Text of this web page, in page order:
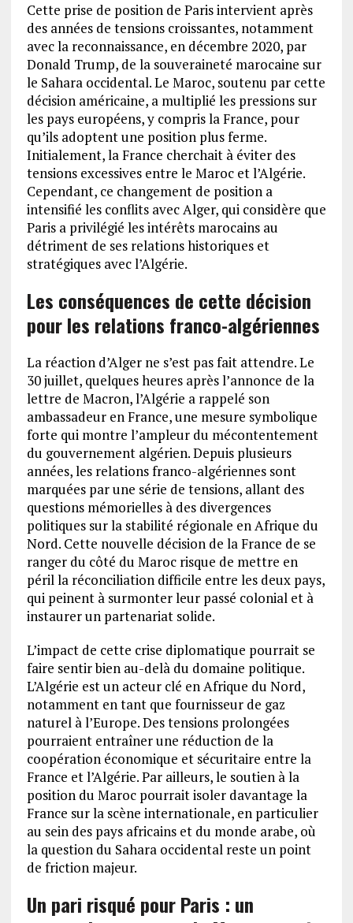
Cette prise de position de Paris intervient après
des années de tensions croissantes, notamment
avec la reconnaissance, en décembre 2020, par
Donald Trump, de la souveraineté marocaine sur
le Sahara occidental. Le Maroc, soutenu par cette
décision américaine, a multiplié les pressions sur
les pays européens, y compris la France, pour
qu’ils adoptent une position plus ferme.
Initialement, la France cherchait à éviter des
tensions excessives entre le Maroc et l’Algérie.
Cependant, ce changement de position a
intensifié les conflits avec Alger, qui considère que
Paris a privilégié les intérêts marocains au
détriment de ses relations historiques et
stratégiques avec l’Algérie.
Les conséquences de cette décision
pour les relations franco-algériennes
La réaction d’Alger ne s’est pas fait attendre. Le
30 juillet, quelques heures après l’annonce de la
lettre de Macron, l’Algérie a rappelé son
ambassadeur en France, une mesure symbolique
forte qui montre l’ampleur du mécontentement
du gouvernement algérien. Depuis plusieurs
années, les relations franco-algériennes sont
marquées par une série de tensions, allant des
questions mémorielles à des divergences
politiques sur la stabilité régionale en Afrique du
Nord. Cette nouvelle décision de la France de se
ranger du côté du Maroc risque de mettre en
péril la réconciliation difficile entre les deux pays,
qui peinent à surmonter leur passé colonial et à
instaurer un partenariat solide.
L’impact de cette crise diplomatique pourrait se
faire sentir bien au-delà du domaine politique.
L’Algérie est un acteur clé en Afrique du Nord,
notamment en tant que fournisseur de gaz
naturel à l’Europe. Des tensions prolongées
pourraient entraîner une réduction de la
coopération économique et sécuritaire entre la
France et l’Algérie. Par ailleurs, le soutien à la
position du Maroc pourrait isoler davantage la
France sur la scène internationale, en particulier
au sein des pays africains et du monde arabe, où
la question du Sahara occidental reste un point
de friction majeur.
Un pari risqué pour Paris : un